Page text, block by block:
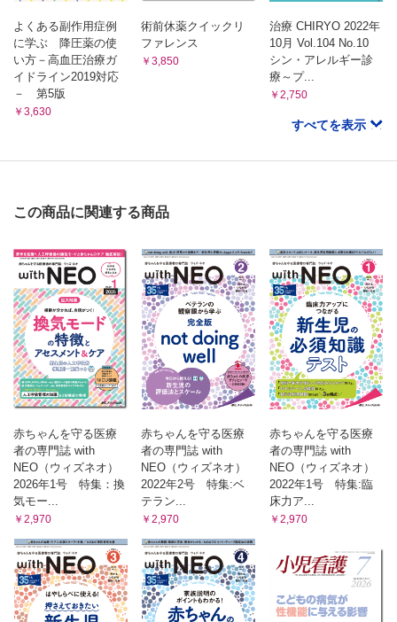
向井友梨
エフェクチュエーションで人生をドライブ！；看護師が楽しむ未
来のつくり方⑤
レモネードの原則；予期せぬ出来事は，あなたの未来を開くヒ
ントになる
角田ますみ
よくある副作用症例
に学ぶ 降圧薬の使
い方－高血圧治療ガ
イドライン2019対応
－ 第5版
￥3,630
術前休薬クイックリ
ファレンス
￥3,850
治療 CHIRYO 2022年
10月 Vol.104 No.10
シン・アレルギー診
療～プ...
￥2,750
すべてを表示
この商品に関連する商品
赤ちゃんを守る医療
者の専門誌 with
NEO（ウィズネオ）
2026年1号 特集：換
気モー...
￥2,970
赤ちゃんを守る医療
者の専門誌 with
NEO（ウィズネオ）
2022年2号 特集:ベ
テラン...
￥2,970
赤ちゃんを守る医療
者の専門誌 with
NEO（ウィズネオ）
2022年1号 特集:臨
床力ア...
￥2,970